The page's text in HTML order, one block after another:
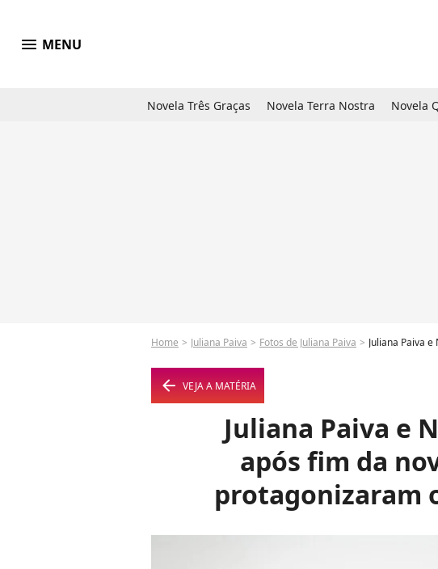
menu MENU
Novela Três Graças Novela Terra Nostra Novela
Home Juliana Paiva Fotos de Juliana Paiva Juliana Paiva e
arrow_left VEJA A MATÉRIA
Juliana Paiva e
após fim da
protagonizaram